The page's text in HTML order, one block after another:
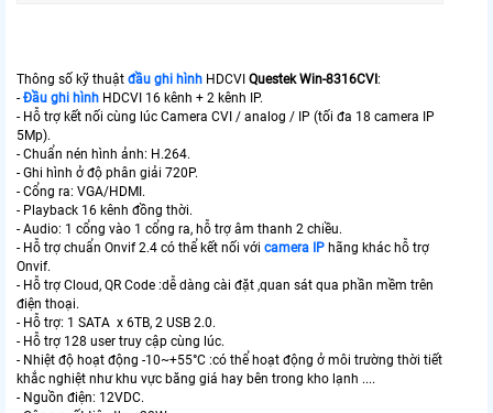
Thông số kỹ thuật đầu ghi hình HDCVI Questek Win-8316CVI :
- Đầu ghi hình HDCVI 16 kênh + 2 kênh IP.
- Hỗ trợ kết nối cùng lúc Camera CVI / analog / IP (tối đa 18 camera IP
5Mp).
- Chuẩn nén hình ảnh: H.264.
- Ghi hình ở độ phân giải 720P.
- Cổng ra: VGA/HDMI.
- Playback 16 kênh đồng thời.
- Audio: 1 cổng vào 1 cổng ra, hỗ trợ âm thanh 2 chiều.
- Hỗ trợ chuẩn Onvif 2.4 có thể kết nối với camera IP hãng khác hỗ trợ
Onvif.
- Hỗ trợ Cloud, QR Code :dễ dàng cài đặt ,quan sát qua phần mềm trên
điện thoại.
- Hỗ trợ: 1 SATA x 6TB, 2 USB 2.0.
- Hỗ trợ 128 user truy cập cùng lúc.
- Nhiệt độ hoạt động -10~+55°C :có thể hoạt động ở môi trường thời tiết
khắc nghiệt như khu vực băng giá hay bên trong kho lạnh ....
- Nguồn điện: 12VDC.